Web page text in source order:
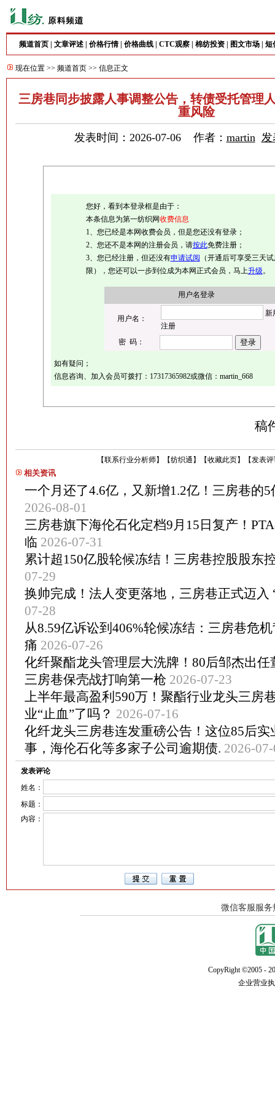
频道首页 文章评述 价格行情| 价格曲线 CTC观察 棉纺投资 图文市场 短
现在位置 >> 频道首页 >> 信息正文
三房巷同步披露人事调整公告，转债受托管理
重风险
发表时间：2026-07-06 作者： martin 发
您好，看到本登录框是由于：
本条信息为第一纺织网收费信息
1、您已经是本网收费会员，但是您还没有登录；
2、您还不是本网的注册会员，请按此免费注册；
3、您已经注册，但还没有申请试阅 （开通后可享受三天
限），您还可以一步到位成为本网正式会员，马上升级。
用户名登录
用户名：
新
注册
密 码：
如有疑问；
信息咨询、加入会员可拨打：17317365982或微信：martin_668
稿
【发表
【收藏此页】
【纺织通 】
【联系行业分析师】
相关资讯
一个月还了4.6亿，又新增1.2亿！三房巷的
2026-08-01
三房巷旗下海伦石化定档9月15日复产！
临 2026-07-31
累计超150亿股轮候冻结！三房巷控股股东
07-29
换帅完成！法人变更落地，三房巷正式迈入
07-28
从8.59亿诉讼到406%轮候冻结：三房巷危
痛 2026-07-26
化纤聚酯龙头管理层大洗牌！80后邹杰出任
三房巷保壳战打响第一枪 2026-07-23
上半年最高盈利590万！聚酯行业龙头三房
业“止血”了吗？ 2026-07-16
化纤龙头三房巷连发重磅公告！这位85后实
事，海伦石化等多家子公司逾期债. 2026-
发表评论
姓名：
标题：
内容：
CopyRight ©2005 -
企业营业